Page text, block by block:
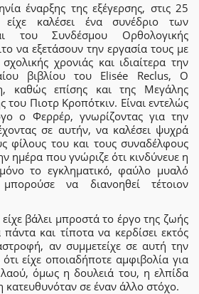
έναρξης της εξέγερσης, στις 25
καλέσει ένα συνέδριο των
του Συνδέσμου Ορθολογικής
να εξετάσουν την εργασία τους με
χρονιάς και ιδιαίτερα την
βιβλίου του Elisée Reclus, Ο
καθώς επίσης και της Μεγάλης
του Πιοτρ Κροπότκιν. Είναι εντελώς
ο Φερρέρ, γνωρίζοντας για την
σε αυτήν, να καλέσει ψυχρά
φίλους του και τους συναδέλφους
ημέρα που γνώριζε ότι κινδύνευε η
το εγκληματικό, φαύλο μυαλό
να διανοηθεί τέτοιον
βάλει μπροστά το έργο της ζωής
και τίποτα να κερδίσει εκτός
αν συμμετείχε σε αυτή την
είχε οποιαδήποτε αμφιβολία για
όμως η δουλειά του, η ελπίδα
κατευθυνόταν σε έναν άλλο στόχο.